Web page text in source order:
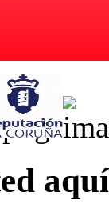
aquí